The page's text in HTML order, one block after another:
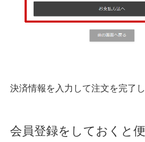
決済情報を入力して注文を完了し
会員登録をしておくと